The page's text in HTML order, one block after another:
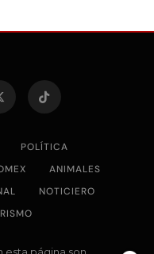
POLÍTICA
ANIMALES
NOTICIERO